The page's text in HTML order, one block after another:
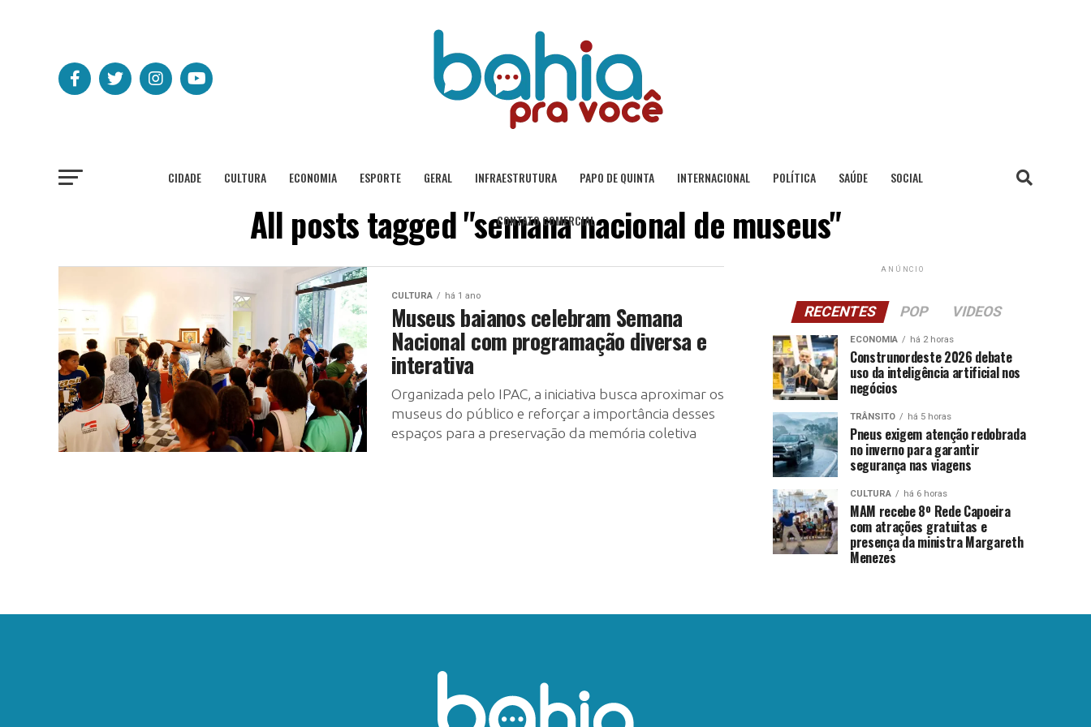
CIDADE CULTURA ECONOMIA ESPORTE GERAL INFRAESTRUTURA PAPO DE QUINTA INTERNACIONAL POLÍTICA SAÚDE SOCIAL
CONTATO COMERCIAL
All posts tagged "semana nacional de museus"
CULTURA há 1 ano
Museus baianos celebram Semana
Nacional com programação diversa e
interativa
Organizada pelo IPAC, a iniciativa busca aproximar os
museus do público e reforçar a importância desses
espaços para a preservação da memória coletiva
ANÚNCIO
RECENTES POP VIDEOS
ECONOMIA há 2 horas
Construnordeste 2026 debate
uso da inteligência artificial nos
negócios
TRÂNSITO há 5 horas
Pneus exigem atenção redobrada
no inverno para garantir
segurança nas viagens
CULTURA há 6 horas
MAM recebe 8º Rede Capoeira
com atrações gratuitas e
presença da ministra Margareth
Menezes